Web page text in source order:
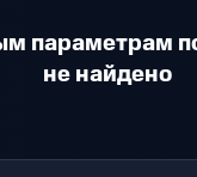
параметрам
не найдено